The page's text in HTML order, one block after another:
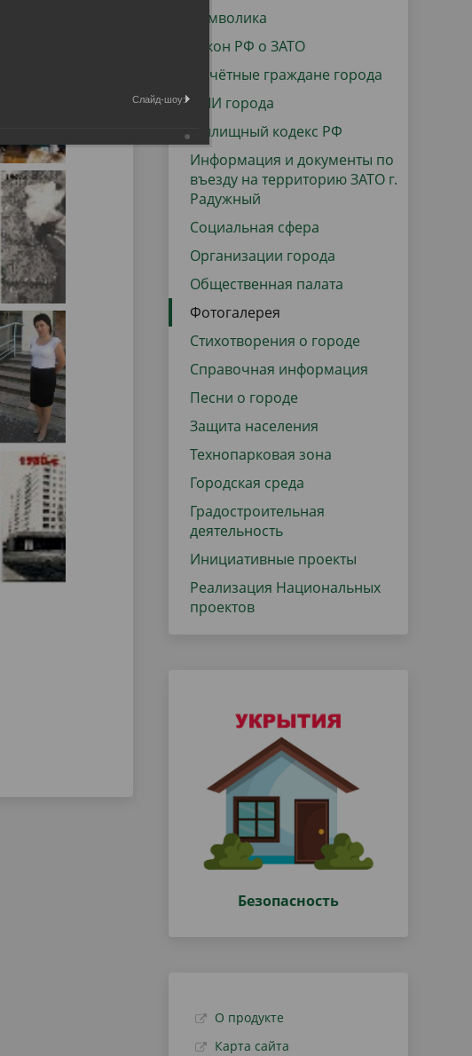
Городская среда
Региональный контроль
Поддержка малого и среднего
предпринимательства
Символика
Закон РФ о ЗАТО
Почётные граждане города
СМИ города
Жилищный кодекс РФ
Информация и документы по
въезду на территорию ЗАТО г.
Радужный
Социальная сфера
Организации города
Общественная палата
Фотогалерея
Стихотворения о городе
Справочная информация
Песни о городе
Защита населения
Технопарковая зона
Городская среда
Градостроительная
деятельность
Инициативные проекты
Реализация Национальных
проектов
Безопасность
О продукте
Карта сайта
Слайд-шоу: